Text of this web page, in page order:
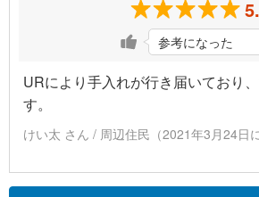
参考になった
URにより手入れが行き届いており
す。
けい太 さん / 周辺住民（2021年3月24日